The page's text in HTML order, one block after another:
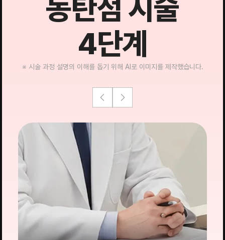
동탄점 시술
4단계
※ 시술 과정 설명의 이해를 돕기 위해 AI로 이미지를 제작했습니다.